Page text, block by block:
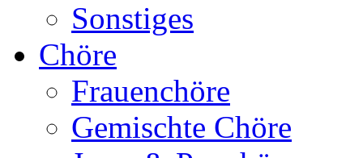
Sonstiges
Chöre
Frauenchöre
Gemischte Chöre